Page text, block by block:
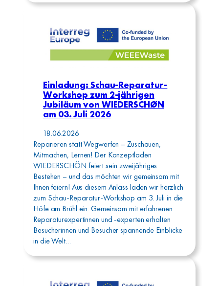
Einladung: Schau-Reparatur-
Workshop zum 2-jährigen
Jubiläum von WIEDERSCHØN
am 03. Juli 2026
18.06.2026
Reparieren statt Wegwerfen – Zuschauen,
Mitmachen, Lernen! Der Konzeptladen
WIEDERSCHÖN feiert sein zweijähriges
Bestehen – und das möchten wir gemeinsam mit
Ihnen feiern! Aus diesem Anlass laden wir herzlich
zum Schau-Reparatur-Workshop am 3. Juli in die
Höfe am Brühl ein. Gemeinsam mit erfahrenen
Reparaturexpertinnen und -experten erhalten
Besucherinnen und Besucher spannende Einblicke
in die Welt…